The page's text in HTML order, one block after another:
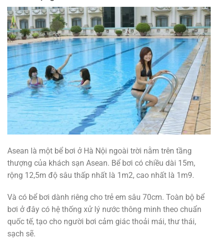
Asean là một bể bơi ở Hà Nội ngoài trời nằm trên tầng
thượng của khách sạn Asean. Bể bơi có chiều dài 15m,
rộng 12,5m độ sâu thấp nhất là 1m2, cao nhất là 1m9.
Và có bể bơi dành riêng cho trẻ em sâu 70cm. Toàn bộ bể
bơi ở đây có hệ thống xử lý nước thông minh theo chuẩn
quốc tế, tạo cho người bơi cảm giác thoải mái, thư thái,
sạch sẽ.